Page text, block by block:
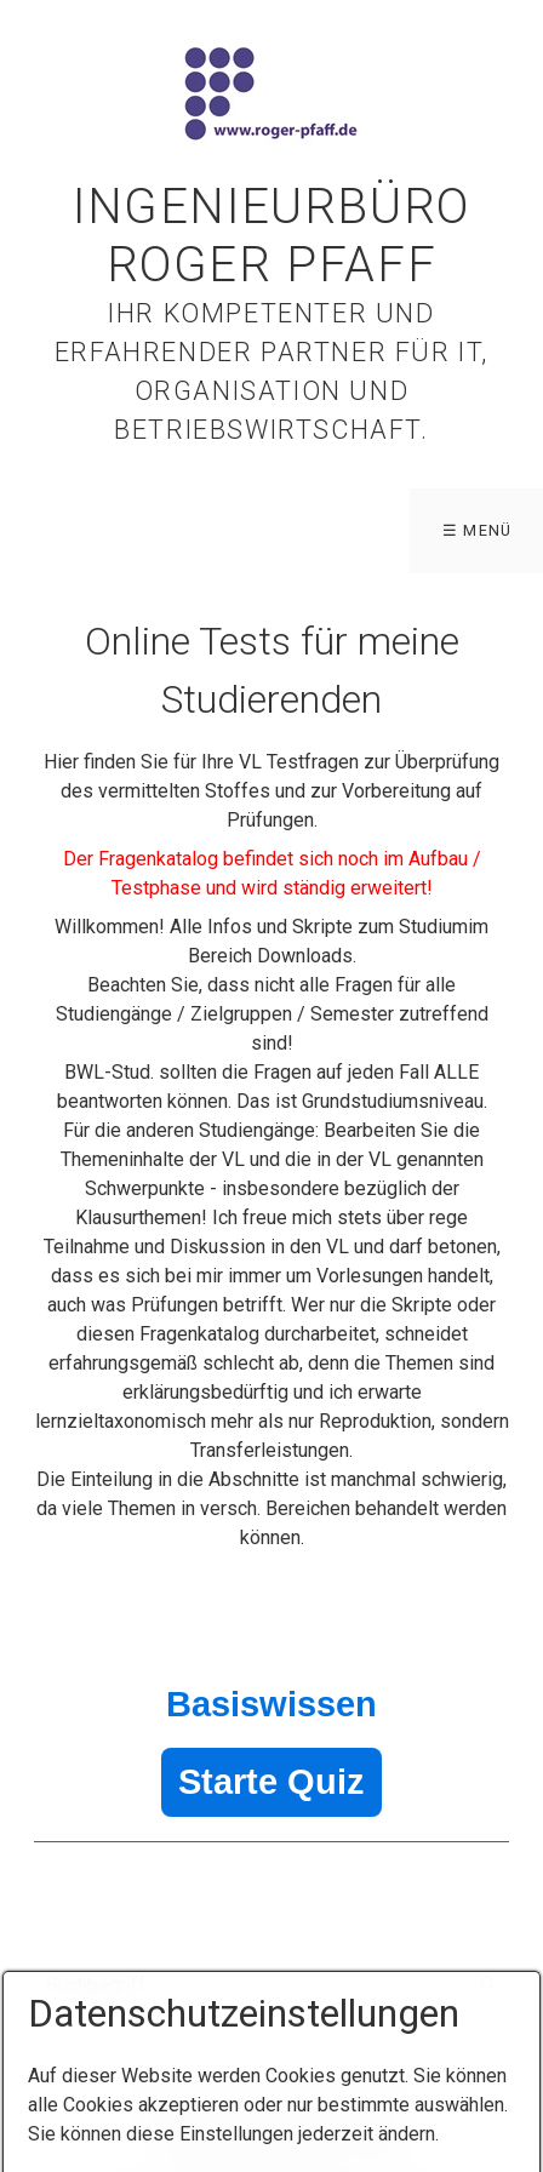
INGENIEURBÜRO
ROGER PFAFF
IHR KOMPETENTER UND
ERFAHRENDER PARTNER FÜR IT,
ORGANISATION UND
BETRIEBSWIRTSCHAFT.
☰ MENÜ
Online Tests für meine
Studierenden
Hier finden Sie für Ihre VL Testfragen zur Überprüfung
des vermittelten Stoffes und zur Vorbereitung auf
Prüfungen.
Der Fragenkatalog befindet sich noch im Aufbau /
Testphase und wird ständig erweitert!
Willkommen! Alle Infos und Skripte zum Studiumim
Bereich Downloads.
Beachten Sie, dass nicht alle Fragen für alle
Studiengänge / Zielgruppen / Semester zutreffend
sind!
BWL-Stud. sollten die Fragen auf jeden Fall ALLE
beantworten können. Das ist Grundstudiumsniveau.
Für die anderen Studiengänge: Bearbeiten Sie die
Themeninhalte der VL und die in der VL genannten
Schwerpunkte - insbesondere bezüglich der
Klausurthemen! Ich freue mich stets über rege
Teilnahme und Diskussion in den VL und darf betonen,
dass es sich bei mir immer um Vorlesungen handelt,
auch was Prüfungen betrifft. Wer nur die Skripte oder
diesen Fragenkatalog durcharbeitet, schneidet
erfahrungsgemäß schlecht ab, denn die Themen sind
erklärungsbedürftig und ich erwarte
lernzieltaxonomisch mehr als nur Reproduktion, sondern
Transferleistungen.
Die Einteilung in die Abschnitte ist manchmal schwierig,
da viele Themen in versch. Bereichen behandelt werden
können.
Basiswissen
Starte Quiz
Startseite Kontakt
Impressum
Datenschutzerklärung
AGB
Datenschutzeinstellungen
Auf dieser Website werden Cookies genutzt. Sie können
alle Cookies akzeptieren oder nur bestimmte auswählen.
Sie können diese Einstellungen jederzeit ändern.